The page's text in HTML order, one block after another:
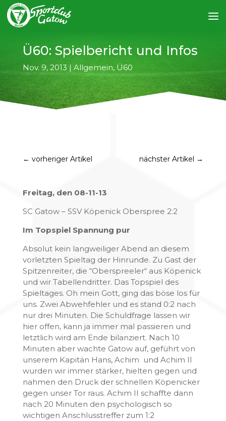
Ü60: Spielbericht und Infos
Nov. 9, 2013 | Allgemein, Ü60
← vorheriger Artikel nächster Artikel →
Freitag, den 08-11-13
SC Gatow – SSV Köpenick Oberspree 2:2
Im Topspiel Spannung pur
Absolut kein langweiliger Abend an diesem
vorletzten Spieltag der Hinrunde. Zu Gast der
Spitzenreiter, die “Oberspreeler“ aus Köpenick
und wir Tabellendritter. Das Topspiel des
Spieltages. Oh mein Gott, ging das böse los für
uns. Zwei Abwehfehler und es stand 0:2 nach
nur drei Minuten. Die Schuldfrage lassen wir
hier offen, kann ja immer mal passieren und
letztlich wird am Ende bilanziert. Nach 10
Minuten aber wachte Gatow auf, geführt von
unserem Kapitän Hans, Achim und Achim II
wurden wir immer stärker, hielten gegen und
nahmen den Druck der schnellen Köpenicker
gegen unser Tor raus. Achim II schaffte dann
nach 20 Minuten den psychologisch so
wichtigen Anschlusstreffer zum 1:2